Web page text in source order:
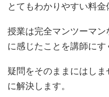
とてもわかりやすい料金
授業は完全マンツーマ
に感じたことを講師にす
疑問をそのままにはし
に解決します。